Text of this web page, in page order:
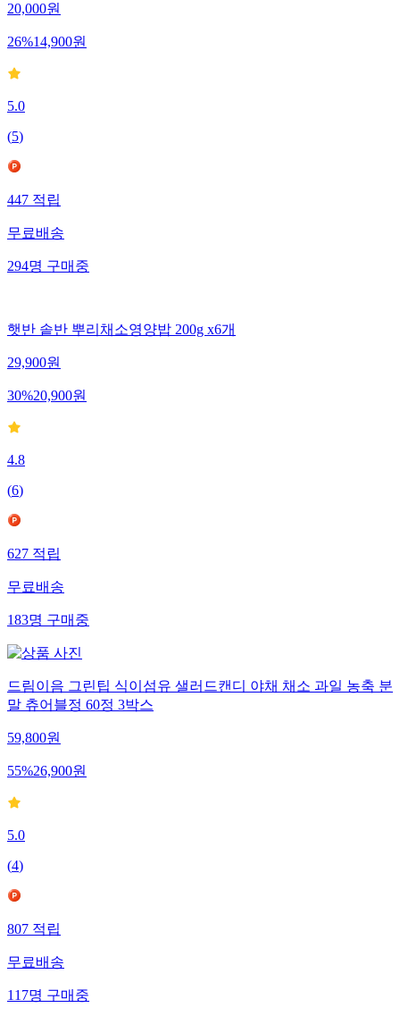
20,000원
26%14,900원
5.0
(5)
447 적립
무료배송
294명 구매중
햇반 솥반 뿌리채소영양밥 200g x6개
29,900원
30%20,900원
4.8
(6)
627 적립
무료배송
183명 구매중
드림이음 그린팁 식이섬유 샐러드캔디 야채 채소 과일 농축 분
말 츄어블정 60정 3박스
59,800원
55%26,900원
5.0
(4)
807 적립
무료배송
117명 구매중